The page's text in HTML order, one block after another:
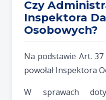
Czy
Inspektora
Osobowych?
Na podstawie Art.
powołał Inspektora
W sprawach